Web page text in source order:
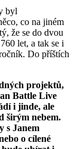
byl
co na jiném
že se do dvou
let, a tak se i
Do příštích
projektů,
Battle Live
i jinde, ale
širým nebem.
s Janem
o cílené